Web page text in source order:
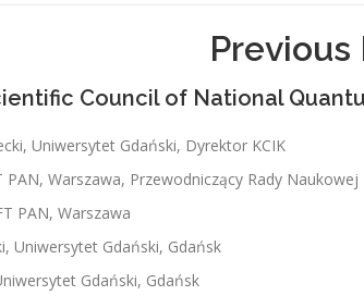
Previous
Council of National
Uniwersytet Gdański, Dyrektor KCIK
PAN, Warszawa, Przewodniczący Rady Naukowej
PAN, Warszawa
Uniwersytet Gdański, Gdańsk
Gdański, Gdańsk